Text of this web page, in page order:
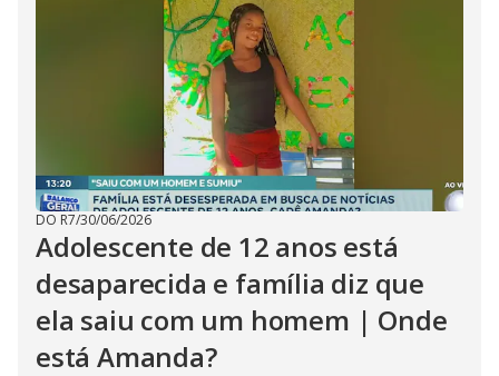
DO R7/30/06/2026
Adolescente de 12 anos está
desaparecida e família diz que
ela saiu com um homem | Onde
está Amanda?